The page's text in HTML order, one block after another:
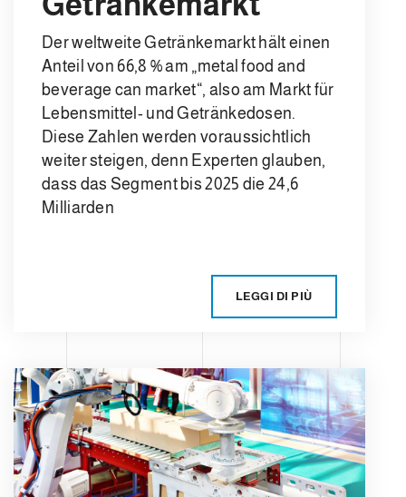
Der weltweite Getränkemarkt hält einen
Anteil von 66,8 % am „metal food and
beverage can market“, also am Markt für
Lebensmittel- und Getränkedosen.
Diese Zahlen werden voraussichtlich
weiter steigen, denn Experten glauben,
dass das Segment bis 2025 die 24,6
Milliarden
LEGGI DI PIÙ